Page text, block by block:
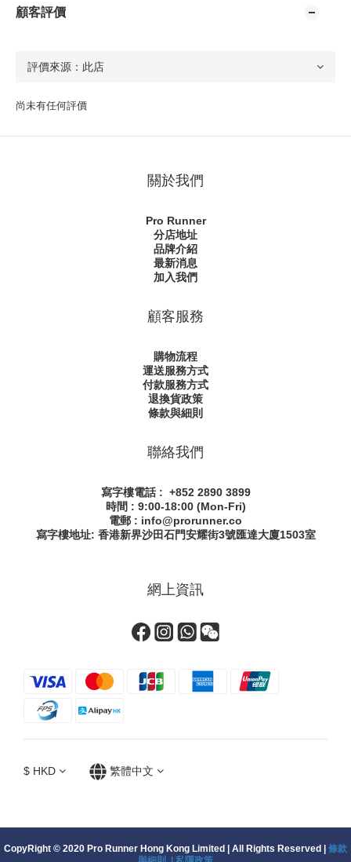
顧客評價
尚未有任何評價
關於我們
Pro Runner
分店地址
品牌介紹
最新消息
加入我們
顧客服務
購物流程
運送服務方式
付款服務方式
退換貨政策
條款與細則
聯絡我們
寫字樓電話 : +852 2890 3899
時間 : 9:00-18:00 (Mon-Fri)
電郵 : info@prorunner.co
寫字樓地址: 香港新界沙田石門安耀街3號匯達大廈1503室
網上資訊
$ HKD 繁體中文
CopyRight © 2020 Pro Runner Hong Kong Limited | All Rights Reserved | 條款